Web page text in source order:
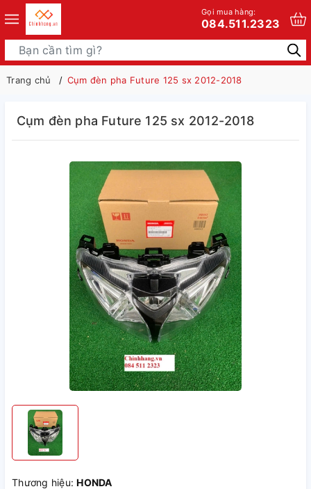
Gọi mua hàng:
084.511.2323
Trang chủ Cụm đèn pha Future 125 sx 2012-2018
Cụm đèn pha Future 125 sx 2012-2018
Thương hiệu:HONDA